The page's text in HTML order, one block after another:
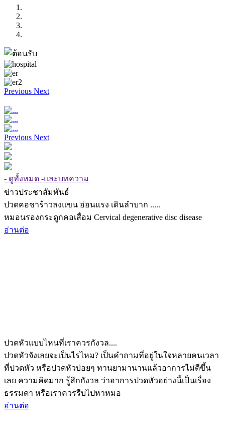
Previous Next
Previous Next
- ดูทั้งหมด -และบทความ
ข่าวประชาสัมพันธ์
ปวดคอชาร้าวลงแขน อ่อนแรง เดินลำบาก .....
หมอนรองกระดูกคอเสื่อม Cervical degenerative disc disease
อ่านต่อ
ปวดหัวแบบไหนที่เราควรกังวล....
ปวดหัวจังเลยจะเป็นไรไหม? เป็นคำถามที่อยู่ในใจหลายคนเวลา
ที่ปวดหัว หรือปวดหัวบ่อยๆ ทานยามานานแล้วอาการไม่ดีขึ้น
เลย ความคิดมาก รู้สึกกังวล ว่าอาการปวดหัวอย่างนี้เป็นเรื่อง
ธรรมดา หรือเราควรรีบไปหาหมอ
อ่านต่อ